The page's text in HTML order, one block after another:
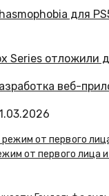
Series отложили
от первого лица